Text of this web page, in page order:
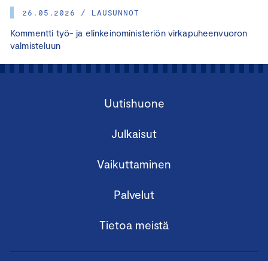
26.05.2026 / LAUSUNNOT
Kommentti työ- ja elinkeinoministeriön virkapuheenvuoron
valmisteluun
Uutishuone
Julkaisut
Vaikuttaminen
Palvelut
Tietoa meistä